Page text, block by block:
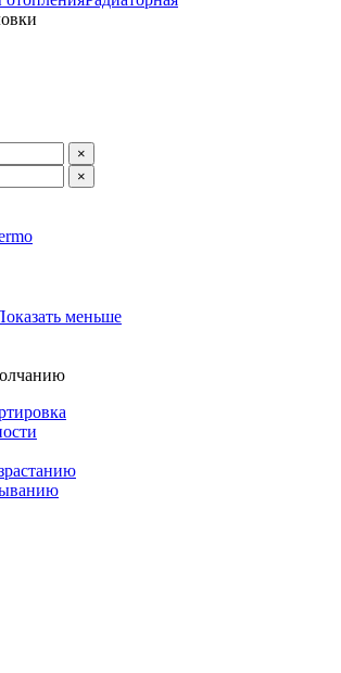
×
×
меньше